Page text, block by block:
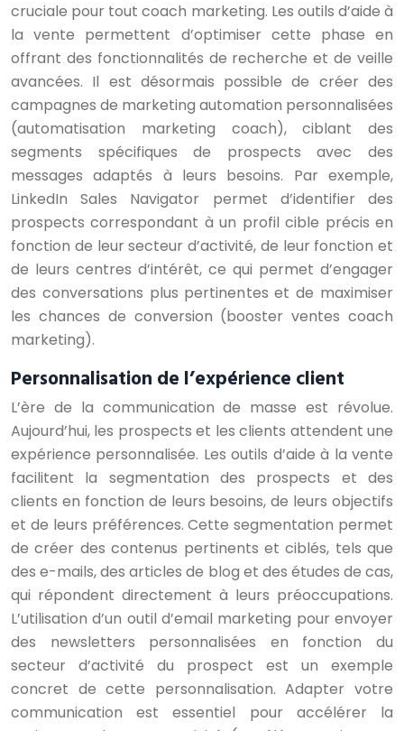
cruciale pour tout coach marketing. Les outils d’aide à
la vente permettent d’optimiser cette phase en
offrant des fonctionnalités de recherche et de veille
avancées. Il est désormais possible de créer des
campagnes de marketing automation personnalisées
(automatisation marketing coach), ciblant des
segments spécifiques de prospects avec des
messages adaptés à leurs besoins. Par exemple,
LinkedIn Sales Navigator permet d’identifier des
prospects correspondant à un profil cible précis en
fonction de leur secteur d’activité, de leur fonction et
de leurs centres d’intérêt, ce qui permet d’engager
des conversations plus pertinentes et de maximiser
les chances de conversion (booster ventes coach
marketing).
Personnalisation de l’expérience client
L’ère de la communication de masse est révolue.
Aujourd’hui, les prospects et les clients attendent une
expérience personnalisée. Les outils d’aide à la vente
facilitent la segmentation des prospects et des
clients en fonction de leurs besoins, de leurs objectifs
et de leurs préférences. Cette segmentation permet
de créer des contenus pertinents et ciblés, tels que
des e-mails, des articles de blog et des études de cas,
qui répondent directement à leurs préoccupations.
L’utilisation d’un outil d’email marketing pour envoyer
des newsletters personnalisées en fonction du
secteur d’activité du prospect est un exemple
concret de cette personnalisation. Adapter votre
communication est essentiel pour accélérer la